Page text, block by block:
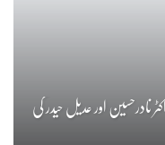
نادرحسین اور عدیل حیدر کی